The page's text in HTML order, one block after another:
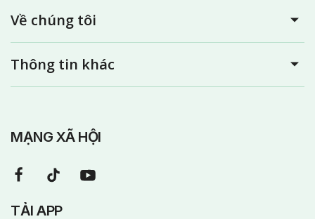
Về chúng tôi
Thông tin khác
MẠNG XÃ HỘI
TẢI APP